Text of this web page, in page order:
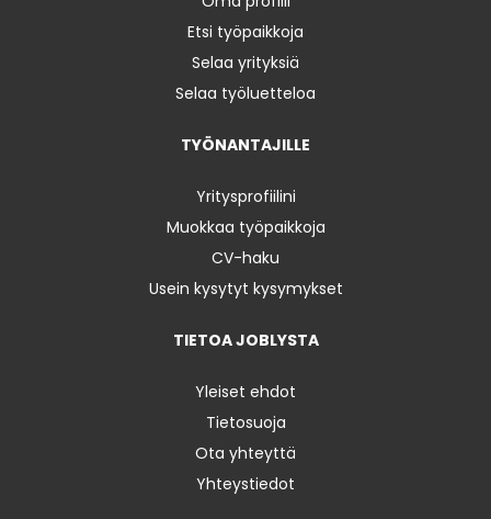
Etsi työpaikkoja
Selaa yrityksiä
Selaa työluetteloa
TYÖNANTAJILLE
Yritysprofiilini
Muokkaa työpaikkoja
CV-haku
Usein kysytyt kysymykset
TIETOA JOBLYSTA
Yleiset ehdot
Tietosuoja
Ota yhteyttä
Yhteystiedot